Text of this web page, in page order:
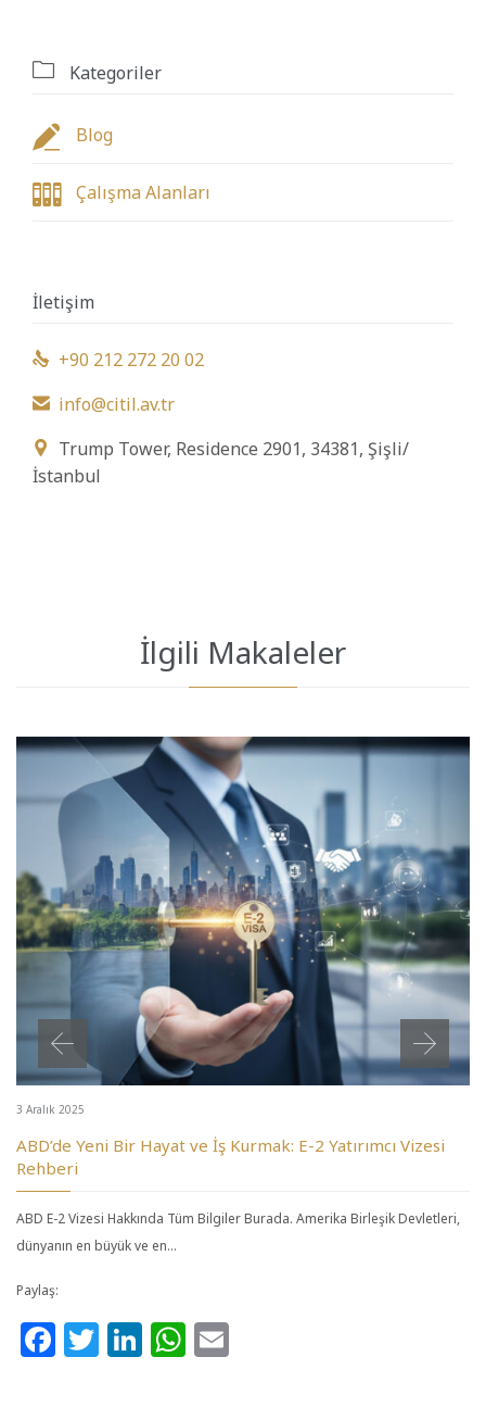
 Kategoriler
 Blog
 Çalışma Alanları
İletişim
 +90 212 272 20 02
 info@citil.av.tr

Trump Tower, Residence 2901, 34381, Şişli/
İstanbul
İlgili Makaleler
3 Aralık 2025
ABD’de Yeni Bir Hayat ve İş Kurmak: E-2 Yatırımcı Vizesi
Rehberi
ABD E-2 Vizesi Hakkında Tüm Bilgiler Burada. Amerika Birleşik Devletleri,
dünyanın en büyük ve en…
Paylaş:
Facebook
Twitter
LinkedIn
WhatsApp